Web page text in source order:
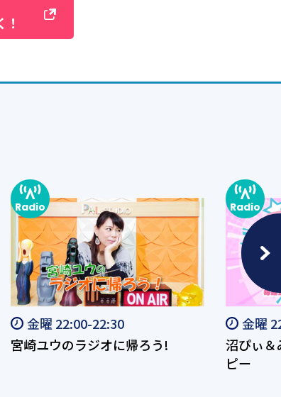
金曜 22:00-22:30
宮崎ユウのラジオに帰ろう!
金曜
沼ぴぃ
ピー